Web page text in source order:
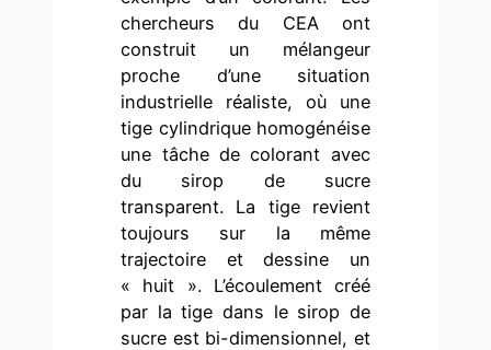
chercheurs du CEA ont
construit un mélangeur
proche d’une situation
industrielle réaliste, où une
tige cylindrique homogénéise
une tâche de colorant avec
du sirop de sucre
transparent. La tige revient
toujours sur la même
trajectoire et dessine un
« huit ». L’écoulement créé
par la tige dans le sirop de
sucre est bi-dimensionnel, et